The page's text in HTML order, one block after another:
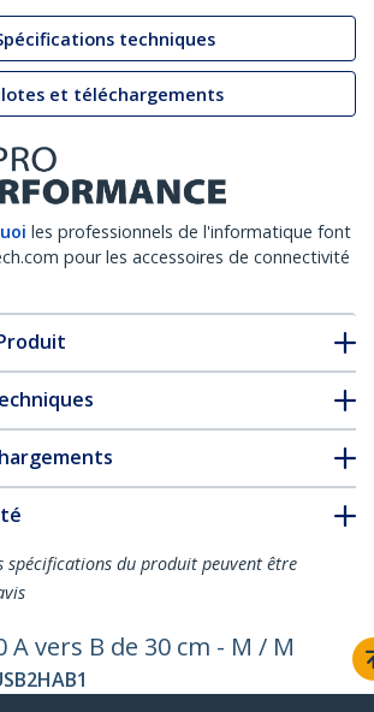
techniques
et téléchargements
les professionnels de l'informatique font
pour les accessoires de connectivité
spécifications du produit peuvent être
A vers B de 30 cm - M / M